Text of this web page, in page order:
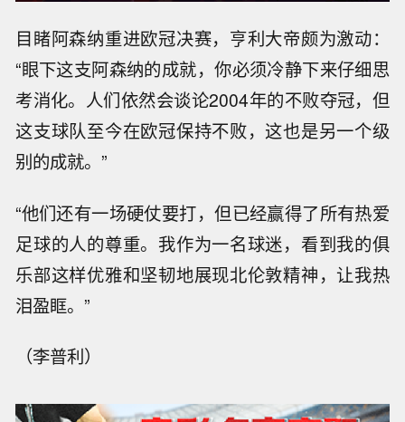
目睹阿森纳重进欧冠决赛，亨利大帝颇为激动：
“眼下这支阿森纳的成就，你必须冷静下来仔细思
考消化。人们依然会谈论2004年的不败夺冠，但
这支球队至今在欧冠保持不败，这也是另一个级
别的成就。”
“他们还有一场硬仗要打，但已经赢得了所有热爱
足球的人的尊重。我作为一名球迷，看到我的俱
乐部这样优雅和坚韧地展现北伦敦精神，让我热
泪盈眶。”
（李普利）